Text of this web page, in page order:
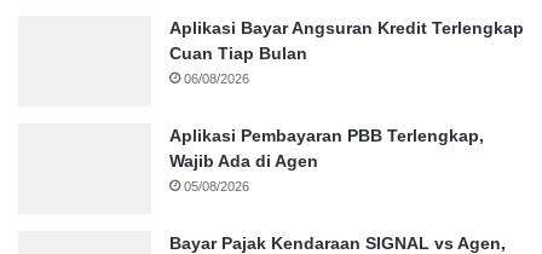
Aplikasi Bayar Angsuran Kredit Terlengkap
Cuan Tiap Bulan
06/08/2026
Aplikasi Pembayaran PBB Terlengkap,
Wajib Ada di Agen
05/08/2026
Bayar Pajak Kendaraan SIGNAL vs Agen,